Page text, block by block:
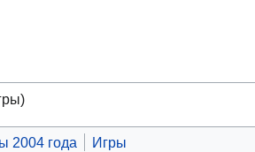
2004 года Игры